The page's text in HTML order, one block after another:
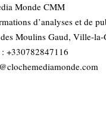
Monde CMM
d’analyses et de
Moulins Gaud, Ville-la-
+330782847116